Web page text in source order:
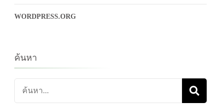
WORDPRESS.ORG
ค้นหา
ค้นหา
เกี่ยว